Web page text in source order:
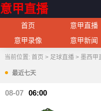
意甲直播
首页 意甲直播
意甲录像
意甲新闻
当前位置: 首页 > 足球直播> 墨西甲
最近七天
06:00
08-07